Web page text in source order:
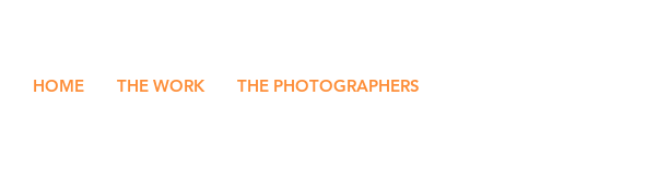
HOME THE WORK THE PHOTOGRAPHERS